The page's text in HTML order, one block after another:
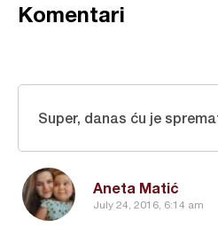
Komentari
Aneta Matić
July 24, 2016, 6:14 am
Super, danas ću je